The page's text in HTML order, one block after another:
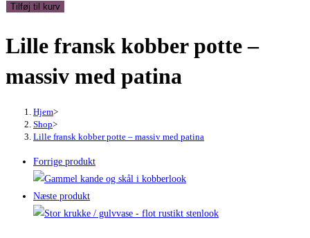
Lille
kobber
-
patina
Tilføj til kurv
Lille fransk kobber potte –
massiv med patina
Hjem>
Shop>
Lille fransk kobber potte – massiv med patina
Forrige produkt
Næste produkt